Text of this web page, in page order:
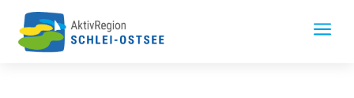
content
a